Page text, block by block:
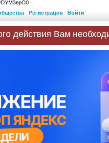
Регистрация Войти
действия Вам